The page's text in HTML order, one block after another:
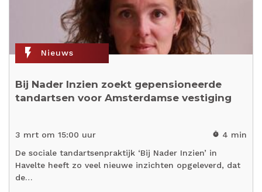
flash_on Nieuws
Bij Nader Inzien zoekt gepensioneerde
tandartsen voor Amsterdamse vestiging
3 mrt om 15:00 uur timer 4 min
De sociale tandartsenpraktijk ‘Bij Nader Inzien’ in
Havelte heeft zo veel nieuwe inzichten opgeleverd, dat
de…